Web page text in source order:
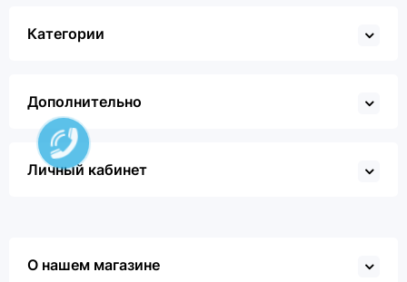
Категории
Дополнительно
Личный кабинет
О нашем магазине